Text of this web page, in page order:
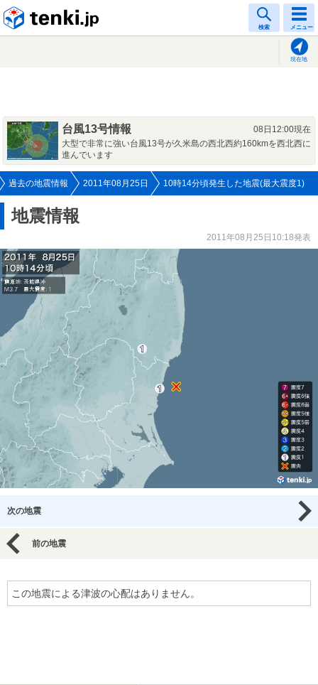
検索 メニュー
現在地
台風13号情報
08日12:00現在
大型で非常に強い台風13号が久米島の西北西約160kmを西北西に
進んでいます
過去の地震情報 2011年08月25日 10時14分頃発生した地震(最大震度1)
地震情報
2011年08月25日10:18発表
次の地震
前の地震
この地震による津波の心配はありません。